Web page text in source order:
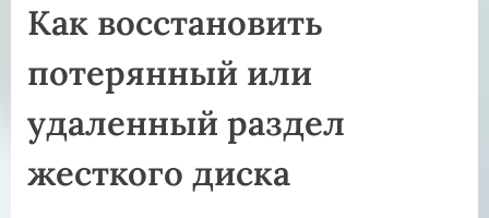
Как восстановить
потерянный или
удаленный раздел
жесткого диска